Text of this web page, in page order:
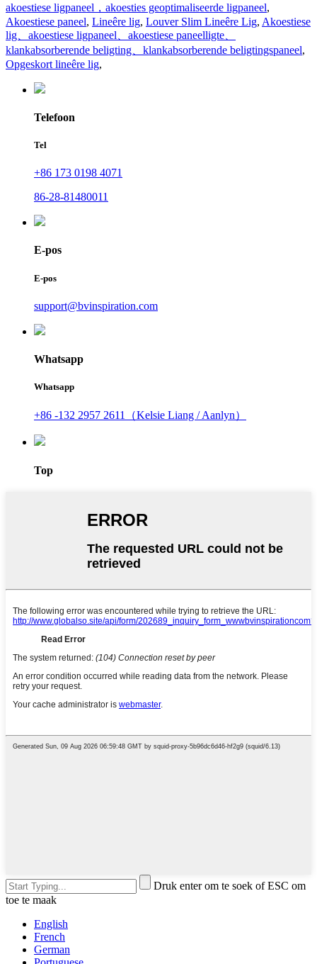
akoestiese ligpaneel，akoesties geoptimaliseerde ligpaneel,
Akoestiese paneel, Lineêre lig, Louver Slim Lineêre Lig, Akoestiese
lig、akoestiese ligpaneel、akoestiese paneelligte、
klankabsorberende beligting、klankabsorberende beligtingspaneel,
Opgeskort lineêre lig,
Telefoon
Tel
+86 173 0198 4071
86-28-81480011
E-pos
E-pos
support@bvinspiration.com
Whatsapp
Whatsapp
+86 -132 2957 2611（Kelsie Liang / Aanlyn）
Top
Druk enter om te soek of ESC om
toe te maak
English
French
German